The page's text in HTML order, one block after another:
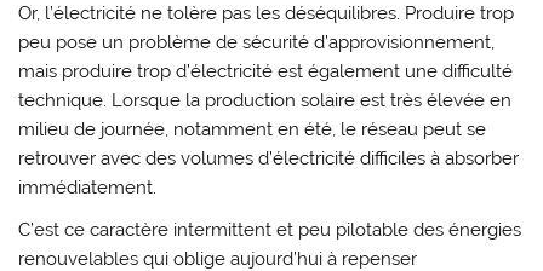
Or, l’électricité ne tolère pas les déséquilibres. Produire trop
peu pose un problème de sécurité d’approvisionnement,
mais produire trop d’électricité est également une difficulté
technique. Lorsque la production solaire est très élevée en
milieu de journée, notamment en été, le réseau peut se
retrouver avec des volumes d’électricité difficiles à absorber
immédiatement.
C’est ce caractère intermittent et peu pilotable des énergies
renouvelables qui oblige aujourd’hui à repenser